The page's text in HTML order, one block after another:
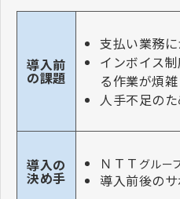
導入前
の課題
支払い業務
インボイス
る作業が煩雑
人手不足の
導入の
決め手
ＮＴＴ グルー
導入前後の